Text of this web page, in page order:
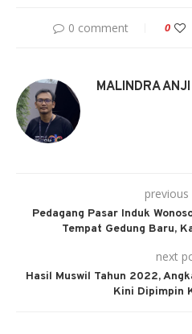
0 comment 0
MALINDRA ANJI
Pedagang Pasar Induk
Tempat Gedung Baru,
next
Hasil Muswil Tahun 2022,
Kini Dipimpin